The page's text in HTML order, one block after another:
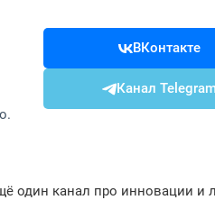
ВКонтакте
Канал Telegram
один канал про инновации и